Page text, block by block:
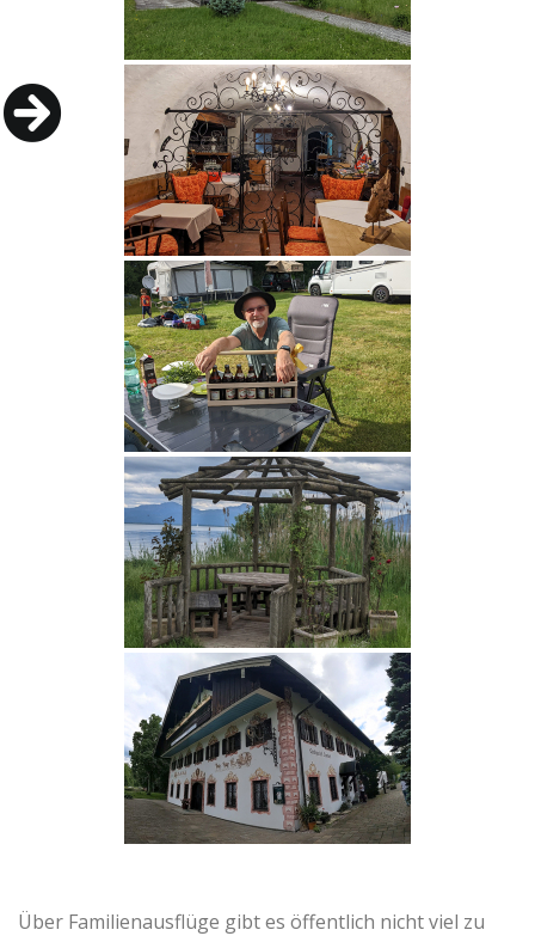
Über Familienausflüge gibt es öffentlich nicht viel zu